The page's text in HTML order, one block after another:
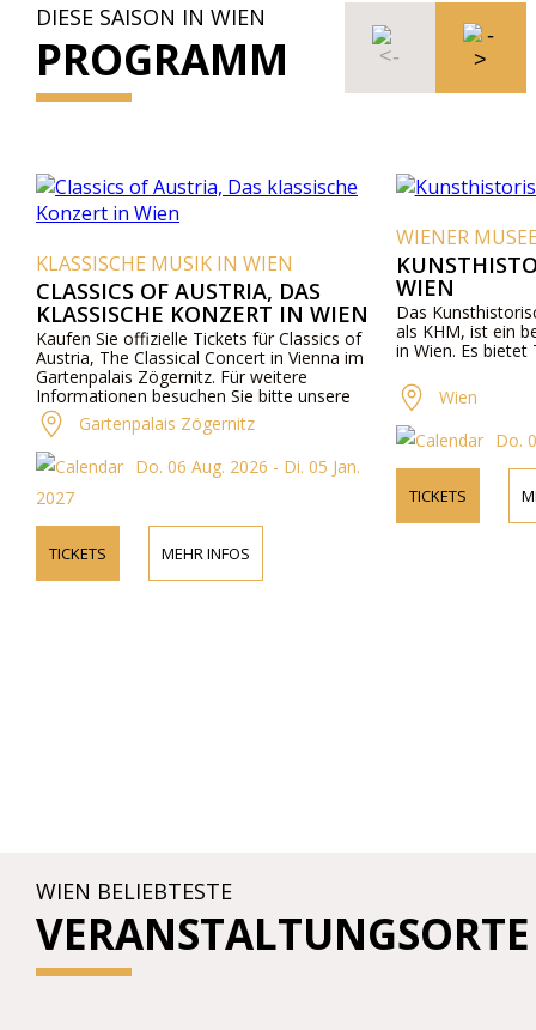
DIESE SAISON IN WIEN
PROGRAMM
KLASSISCHE MUSIK IN WIEN
CLASSICS OF AUSTRIA, DAS
KLASSISCHE KONZERT IN WIEN
Kaufen Sie offizielle Tickets für Classics of
Austria, The Classical Concert in Vienna im
Gartenpalais Zögernitz. Für weitere
Informationen besuchen Sie bitte unsere
Website.Gartenpalais Zögernitz
Do. 06 Aug. 2026 - Di. 05 Jan.
2027
TICKETS MEHR INFOS
WIENER
WIEN
Das
als KHM, ist ein
in Wien. Es bietet
Wien
Do.
TICKETS
WIEN BELIEBTESTE
VERANSTALTUNGSORTE